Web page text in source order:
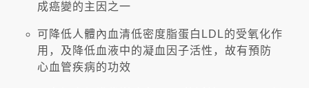
成癌變的主因之一
可降低人體內血清低密度脂蛋白LDL的受氧化作
用，及降低血液中的凝血因子活性，故有預防
心血管疾病的功效